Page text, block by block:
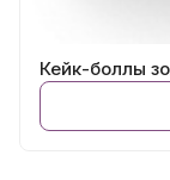
Кейк-боллы